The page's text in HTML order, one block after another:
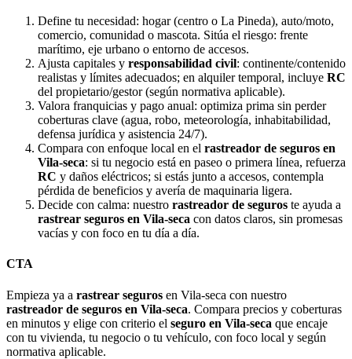
Define tu necesidad: hogar (centro o La Pineda), auto/moto,
comercio, comunidad o mascota. Sitúa el riesgo: frente
marítimo, eje urbano o entorno de accesos.
Ajusta capitales y responsabilidad civil: continente/contenido
realistas y límites adecuados; en alquiler temporal, incluye RC
del propietario/gestor (según normativa aplicable).
Valora franquicias y pago anual: optimiza prima sin perder
coberturas clave (agua, robo, meteorología, inhabitabilidad,
defensa jurídica y asistencia 24/7).
Compara con enfoque local en el rastreador de seguros en
Vila-seca: si tu negocio está en paseo o primera línea, refuerza
RC y daños eléctricos; si estás junto a accesos, contempla
pérdida de beneficios y avería de maquinaria ligera.
Decide con calma: nuestro rastreador de seguros te ayuda a
rastrear seguros en Vila-seca con datos claros, sin promesas
vacías y con foco en tu día a día.
CTA
Empieza ya a rastrear seguros en Vila-seca con nuestro
rastreador de seguros en Vila-seca. Compara precios y coberturas
en minutos y elige con criterio el seguro en Vila-seca que encaje
con tu vivienda, tu negocio o tu vehículo, con foco local y según
normativa aplicable.